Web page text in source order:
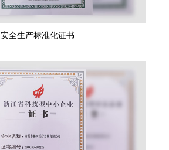
安全生产标准化证书